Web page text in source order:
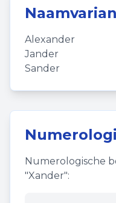
Alexander
Jander
Sander
Numerologische
"Xander":